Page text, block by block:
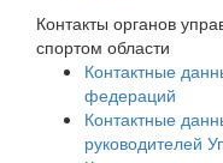
Контакты органов
спортом области
Контактные
федераций
Контактные
руководителей